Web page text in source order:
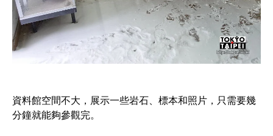
資料館空間不大，展示一些岩石、標本和照片，只需要幾
分鐘就能夠參觀完。